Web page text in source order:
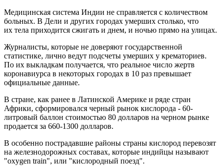
Медицинская система Индии не справляется с количеством
больных. В Дели и других городах умерших столько, что
их тела приходится сжигать и днем, и ночью прямо на улицах.
Журналисты, которые не доверяют государственной
статистике, лично ведут подсчеты умерших у крематориев.
По их выкладкам получается, что реальное число жертв
коронавиурса в некоторых городах в 10 раз превышает
официальные данные.
В стране, как ранее в Латинской Америке и ряде стран
Африки, сформировался черный рынок кислорода - 60-
литровый баллон стоимостью 80 долларов на черном рынке
продается за 660-1300 долларов.
В особенно пострадавшие районы страны кислород перевозят
на железнодорожных составах, которые индийцы называют
"oxygen train", или "кислородный поезд".